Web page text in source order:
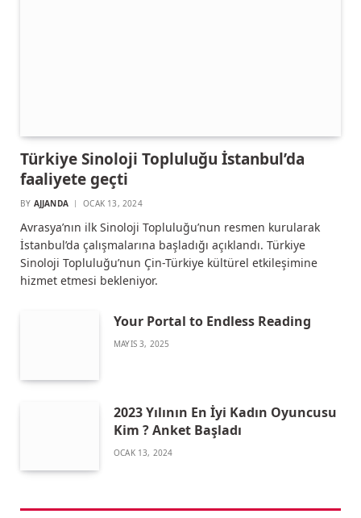
Türkiye Sinoloji Topluluğu İstanbul’da
faaliyete geçti
BY AJJANDA OCAK 13, 2024
Avrasya’nın ilk Sinoloji Topluluğu’nun resmen kurularak
İstanbul’da çalışmalarına başladığı açıklandı. Türkiye
Sinoloji Topluluğu’nun Çin-Türkiye kültürel etkileşimine
hizmet etmesi bekleniyor.
Your Portal to Endless Reading
MAYIS 3, 2025
2023 Yılının En İyi Kadın Oyuncusu
Kim ? Anket Başladı
OCAK 13, 2024